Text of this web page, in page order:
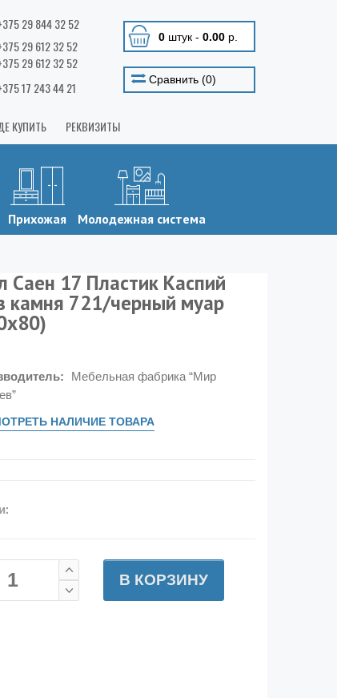
29 844 32 52
29 612 32 52
29 612 32 52
17 243 44 21
0штук - 0.00р.
Сравнить (0)
КУПИТЬ РЕКВИЗИТЫ
Прихожая Молодежная система
Саен 17 Пластик Каспий
камня 721/черный муар
Мебельная фабрика “Мир
НАЛИЧИЕ ТОВАРА
В КОРЗИНУ